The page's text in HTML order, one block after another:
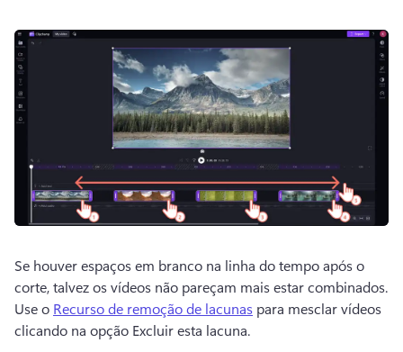
Se houver espaços em branco na linha do tempo após o
Use o Recurso de remoção de lacunas para mesclar vídeos
clicando na opção Excluir esta lacuna.